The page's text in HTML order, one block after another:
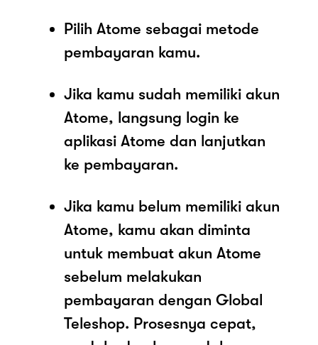
Pilih Atome sebagai metode
pembayaran kamu.
Jika kamu sudah memiliki akun
Atome, langsung login ke
aplikasi Atome dan lanjutkan
ke pembayaran.
Jika kamu belum memiliki akun
Atome, kamu akan diminta
untuk membuat akun Atome
sebelum melakukan
pembayaran dengan Global
Teleshop. Prosesnya cepat,